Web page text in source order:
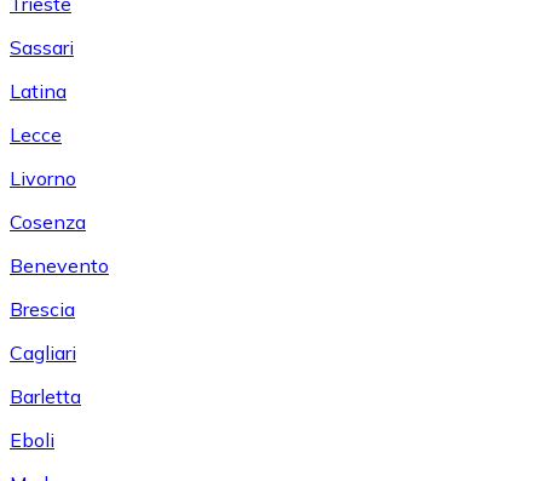
Sassari
Latina
Lecce
Livorno
Cosenza
Benevento
Brescia
Cagliari
Barletta
Eboli